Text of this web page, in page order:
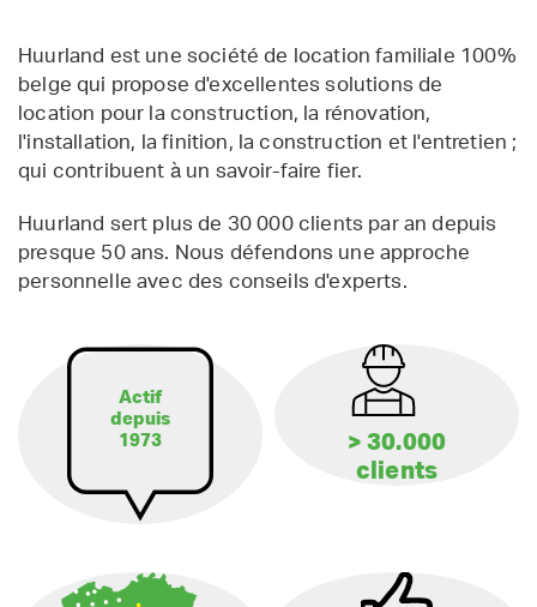
Huurland est une société de location familiale 100%
belge qui propose d'excellentes solutions de
location pour la construction, la rénovation,
l'installation, la finition, la construction et l'entretien ;
qui contribuent à un savoir-faire fier.
Huurland sert plus de 30 000 clients par an depuis
presque 50 ans. Nous défendons une approche
personnelle avec des conseils d'experts.
Actif
depuis
1973
> 30.000
clients